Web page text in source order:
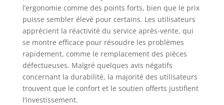
pour un alignement
parfait cou-bras-
colonne. Confort Actif
et Détente: Avec son
mesh respirant et sa
profondeur de siège
réglable (5 cm), la
chaise ergonomique
Hbada E3 Air convient
l’ergonomie comme des points forts, bien que le prix
puisse sembler élevé pour certains. Les utilisateurs
apprécient la réactivité du service après-vente, qui
se montre efficace pour résoudre les problèmes
rapidement, comme le remplacement des pièces
défectueuses. Malgré quelques avis négatifs
concernant la durabilité, la majorité des utilisateurs
trouvent que le confort et le soutien offerts justifient
l’investissement.